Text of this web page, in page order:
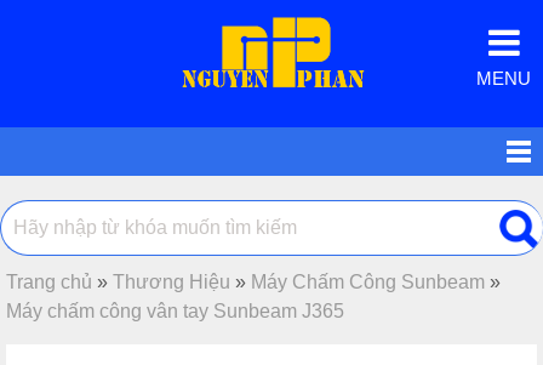
MENU
Trang chủ » Thương Hiệu » Máy Chấm Công Sunbeam »
Máy chấm công vân tay Sunbeam J365